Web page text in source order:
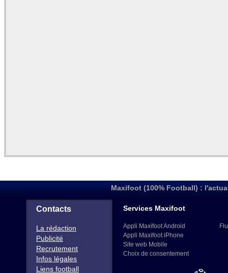
Maxifoot (100% Football) :
Contacts
La rédaction
Publicité
Recrutement
Infos légales
Liens football
Services Maxifoot
Appli Maxifoot Android
Appli Maxifoot iPhone
Site web Mobile
Choix de consentement